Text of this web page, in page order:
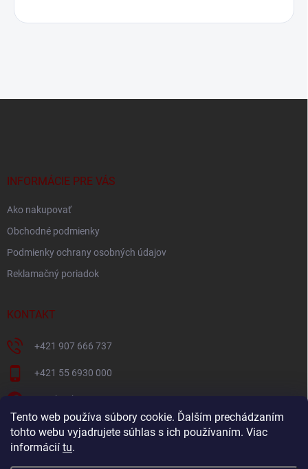
Tento web používa súbory cookie. Ďalším prechádzaním
tohto webu vyjadrujete súhlas s ich používaním. Viac
informácií tu.
INFORMÁCIE PRE VÁS
Ako nakupovať
Obchodné podmienky
Podmienky ochrany osobných údajov
Reklamačný poriadok
KONTAKT
+421 907 666 737
+421 55 6930 000
Facebook
+421907666737
Navštívte náš YouTube kanál